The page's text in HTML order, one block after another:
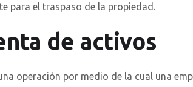
para el traspaso de la propiedad.
de activos
operación por medio de la cual una